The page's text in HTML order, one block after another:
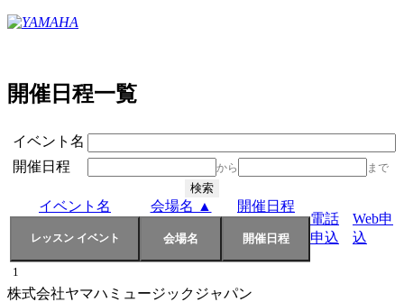
開催日程一覧
イベント名
開催日程
から まで
イベント名 会場名 ▲
開催日程
電話
申込
Web申
込
1
株式会社ヤマハミュージックジャパン